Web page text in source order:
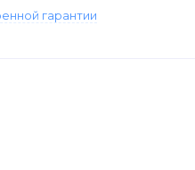
гарантии